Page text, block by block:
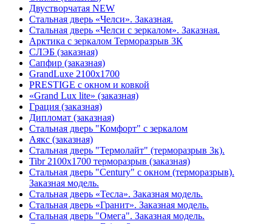
Двустворчатая NEW
Стальная дверь «Челси». Заказная.
Стальная дверь «Челси с зеркалом». Заказная.
Арктика с зеркалом Терморазрыв 3К
СЛЭБ (заказная)
Сапфир (заказная)
GrandLuxe 2100х1700
PRESTIGE с окном и ковкой
«Grand Lux lite» (заказная)
Гpация (заказная)
Дипломат (заказная)
Стальная дверь "Комфорт" с зеркалом
Аякс (заказная)
Стальная дверь "Термолайт" (терморазрыв 3к).
Tibr 2100х1700 терморазрыв (заказная)
Стальная дверь "Century" с окном (терморазрыв).
Заказная модель.
Стальная дверь «Тесла». Заказная модель.
Стальная дверь «Гранит». Заказная модель.
Стальная дверь "Омега". Заказная модель.